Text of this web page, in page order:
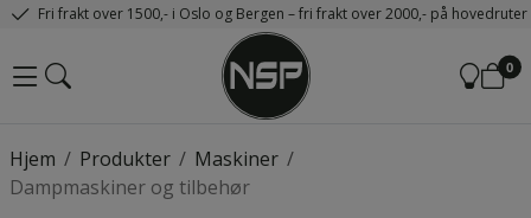
Fri frakt over 1500,- i Oslo og Bergen – fri frakt over 2000,- på
0
/
Hjem /
Produkter /
Maskiner
Dampmaskiner og tilbehør